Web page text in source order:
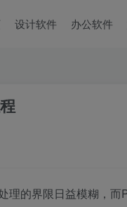
设计软件 办公软件
理的界限日益模糊，